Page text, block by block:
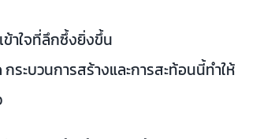
าใจที่ลึกซึ้งยิ่งขึ้น
ะบวนการสร้างและการสะท้อนนี้ทำให้